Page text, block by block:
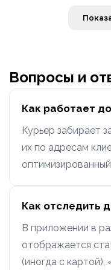
Вопросы и
Как работает
Курьер забирает
их по адресам
Как отследить
В приложении в
отображается
(иногда с картой),